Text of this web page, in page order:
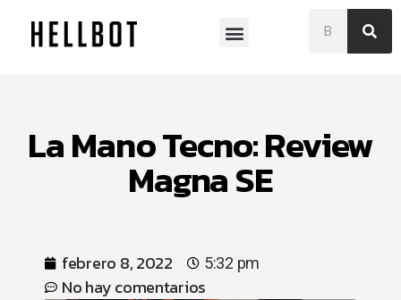
La Mano Tecno: Review
Magna SE
febrero 8, 2022 5:32 pm
No hay comentarios